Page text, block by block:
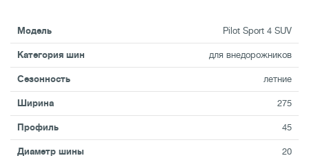
Модель Pilot Sport 4 SUV
Категория шин для внедорожников
Сезонность летние
Ширина 275
Профиль 45
Диаметр шины 20